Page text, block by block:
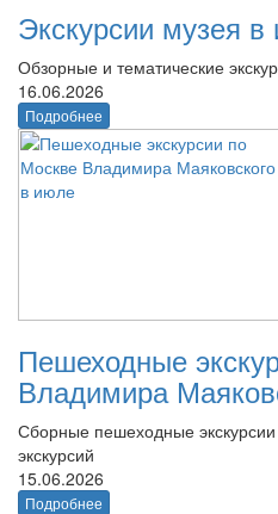
Экскурсии музея
Обзорные и тематические
16.06.2026
Подробнее
Пешеходные
Владимира
Сборные пешеходные
экскурсий
15.06.2026
Подробнее